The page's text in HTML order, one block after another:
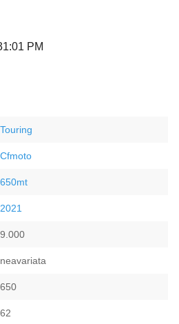
PM
Touring
Cfmoto
650mt
2021
9.000
neavariata
650
62